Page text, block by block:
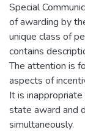
Special
of awarding by
unique class of
contains
The attention is
aspects of
It is
state award and
simultaneously.